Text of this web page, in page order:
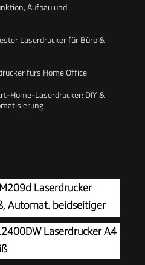
Aufbau und
Laserdrucker für Büro &
fürs Home Office
Home-Laserdrucker: DIY &
Laserdrucker
Automat. beidseitiger
Bedienfeld,
Auto-On/Auto-Off,
Laserdrucker A4